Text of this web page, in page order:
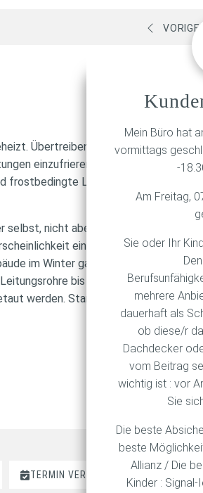
Übertreiben sollte man es damit
einzufrieren und schließlich zu
Leitungswasserschäden
nicht aber Wasserrohre. Wird
einer Schimmelbildung im
im Winter gar nicht genutzt wird
bis zum Frühjahr zu
werden. Starke Hitze wie durch
Mein Büro hat
vormittags
-
Am Freitag,
Sie oder Ihr
mehrere
dauerhaft als
ob diese/r
Dachdecker
vom Beitrag
wichtig ist : vor
Sie
Die beste
beste
Allianz / Die
Kinder :
TERMIN VEREINBAREN